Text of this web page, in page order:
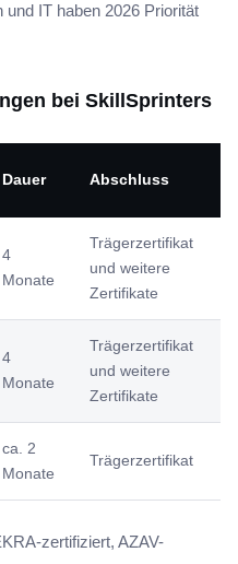
und IT haben 2026 Priorität
bei SkillSprinters
Dauer Abschluss
4
Monate
Trägerzertifikat
und weitere
Zertifikate
4
Monate
Trägerzertifikat
und weitere
Zertifikate
ca. 2
Monate
Trägerzertifikat
zertifiziert, AZAV-